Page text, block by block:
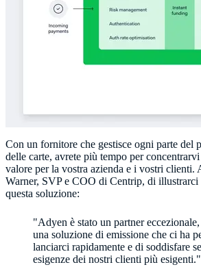
Con un fornitore che gestisce ogni parte del
delle carte, avrete più tempo per
valore per la vostra azienda e i vostri clienti.
Warner, SVP e COO di Centrip, di illustrarci
questa soluzione:
"Adyen è stato un partner
una soluzione di emissione che ci ha
lanciarci rapidamente e di soddisfare
esigenze dei nostri clienti più esigenti."